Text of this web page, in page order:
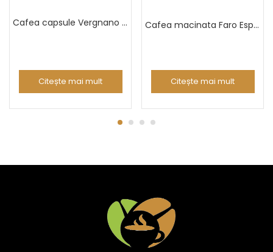
Cafea capsule Vergnano Blue Espresso
Citește mai mult
Cafea macinata Faro Espresso Italiano cutie 250g
Citește mai mult